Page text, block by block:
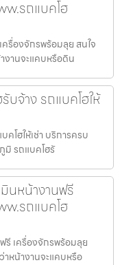
รถแบคโฮ
ครื่องจักรพร้อมลุย สนใจ
งานจะแคบหรือดิน
บจ้าง รถแบคโฮให้
โฮให้เช่า บริการครบ
มิ รถแบคโฮรั
นหน้างานฟรี
รถแบคโฮ
รี เครื่องจักรพร้อมลุย
หน้างานจะแคบหรือ